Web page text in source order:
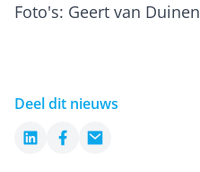
Foto's: Geert van Duinen
Deel dit nieuws
LinkedInFacebook
Email